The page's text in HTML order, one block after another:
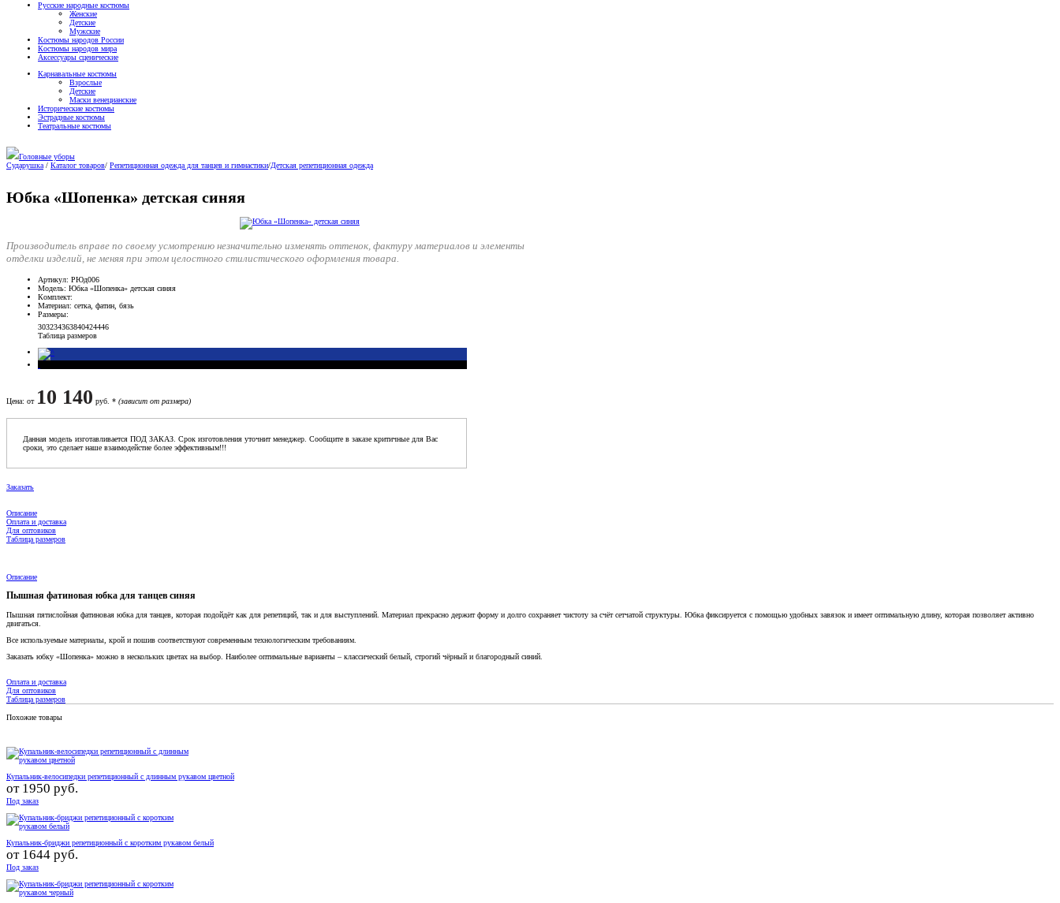
Русские народные костюмы
Женские
Детские
Мужские
Костюмы народов России
Костюмы народов мира
Аксессуары сценические
Карнавальные костюмы
Взрослые
Детские
Маски венецианские
Исторические костюмы
Эстрадные костюмы
Театральные костюмы
Головные уборы
Сударушка / Каталог товаров/ Репетиционная одежда для танцев и гимнастики/Детская репетиционная одежда
Юбка «Шопенка» детская синяя
Производитель вправе по своему усмотрению незначительно изменять оттенок, фактуру материалов и элементы
отделки изделий, не меняя при этом целостного стилистического оформления товара.
Артикул: РЮд006
Модель: Юбка «Шопенка» детская синяя
Комплект:
Материал: сетка, фатин, бязь
Размеры:
303234363840424446
Таблица размеров
Цена: от 10 140 руб. * (зависит от размера)
Данная модель изготавливается ПОД ЗАКАЗ. Срок изготовления уточнит менеджер. Сообщите в заказе критичные для Вас
сроки, это сделает наше взаимодейстие более эффективным!!!
Заказать
Описание
Оплата и доставка
Для оптовиков
Таблица размеров
Описание
Пышная фатиновая юбка для танцев синяя
Пышная пятислойная фатиновая юбка для танцев, которая подойдёт как для репетиций, так и для выступлений. Материал прекрасно держит форму и долго сохраняет чистоту за счёт сетчатой структуры. Юбка фиксируется с помощью удобных завязок и имеет оптимальную длину, которая позволяет активно
двигаться.
Все используемые материалы, крой и пошив соответствуют современным технологическим требованиям.
Заказать юбку «Шопенка» можно в нескольких цветах на выбор. Наиболее оптимальные варианты – классический белый, строгий чёрный и благородный синий.
Оплата и доставка
Для оптовиков
Таблица размеров
Похожие товары
Купальник-велосипедки репетиционный с длинным рукавом цветной
от 1950 руб.
Под заказ
Купальник-бриджи репетиционный с коротким рукавом белый
от 1644 руб.
Под заказ